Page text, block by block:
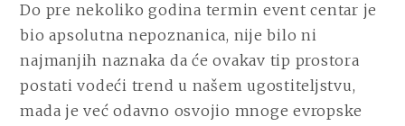
SU
I
DALJE
KOJI
OSVAJA
Do pre nekoliko godina termin event centar je
bio apsolutna nepoznanica, nije bilo ni
najmanjih naznaka da će ovakav tip prostora
postati vodeći trend u našem ugostiteljstvu,
mada je već odavno osvojio mnoge evropske